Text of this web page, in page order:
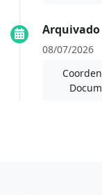
Arquivado
08/07/2026